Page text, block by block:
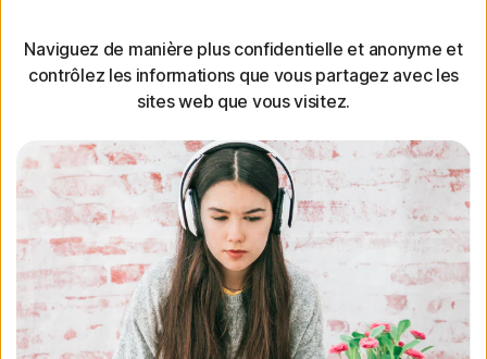
Naviguez de manière plus confidentielle et anonyme et
contrôlez les informations que vous partagez avec les
sites web que vous visitez.